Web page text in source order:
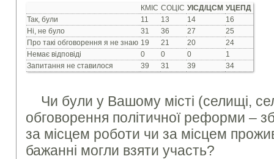
КМІС СОЦІС УІСД/ЦСМ УЦЕПД
Так, були
11 13 14
16
Ні, не було
31 36 27
25
Про такі обговорення я не знаю 19 21 20
24
Немає відповіді
0 0 0
1
Запитання не ставилося
39 31 39 34
Чи були у Вашому місті (селищі,
обговорення політичної реформи –
за місцем роботи чи за місцем
бажанні могли взяти участь?